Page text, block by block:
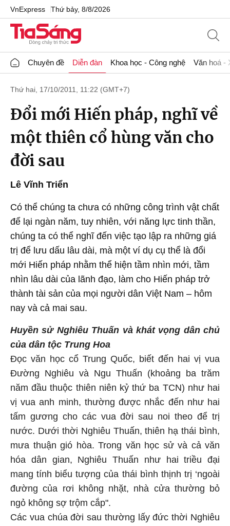
VnExpress Thứ bảy, 8/8/2026
Chuyên đề Diễn đàn Khoa học - Công nghệ Văn hoá -
Thứ hai, 17/10/2011, 11:22 (GMT+7)
Đổi mới Hiến pháp, nghĩ về
một thiên cổ hùng văn cho
đời sau
Lê Vĩnh Triển
Có thể chúng ta chưa có những công trình vật chất
để lại ngàn năm, tuy nhiên, với năng lực tinh thần,
chúng ta có thể nghĩ đến việc tạo lập ra những giá
trị để lưu dấu lâu dài, mà một ví dụ cụ thể là đổi
mới Hiến pháp nhằm thể hiện tầm nhìn mới, tầm
nhìn lâu dài của lãnh đạo, làm cho Hiến pháp trở
thành tài sản của mọi người dân Việt Nam – hôm
nay và cả mai sau.
Huyền sử Nghiêu Thuấn và khát vọng dân chủ
của dân tộc Trung Hoa
Đọc văn học cổ Trung Quốc, biết đến hai vị vua
Đường Nghiêu và Ngu Thuấn (khoảng ba trăm
năm đầu thuộc thiên niên kỷ thứ ba TCN) như hai
vị vua anh minh, thường được nhắc đến như hai
tấm gương cho các vua đời sau noi theo để trị
nước. Dưới thời Nghiêu Thuấn, thiên hạ thái bình,
mưa thuận gió hòa. Trong văn học sử và cả văn
hóa dân gian, Nghiêu Thuấn như hai triều đại
mang tính biểu tượng của thái bình thịnh trị ‘ngoài
đường của rơi không nhặt, nhà cửa thường bỏ
ngỏ không sợ trộm cắp".
Các vua chúa đời sau thường lấy đức thời Nghiêu